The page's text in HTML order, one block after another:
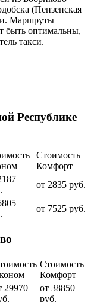
(Пензенская
Маршруты
быть оптимальны,
такси.
Республике
Стоимость
Комфорт
от 2835 руб.
от 7525 руб.
Стоимость
Комфорт
29970
от 38850
руб.